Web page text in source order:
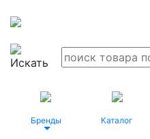
Бренды Каталог